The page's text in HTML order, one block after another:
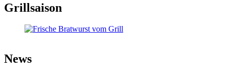
Grillsaison
News